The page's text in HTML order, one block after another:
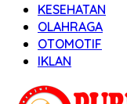
KESEHATAN
OLAHRAGA
OTOMOTIF
IKLAN